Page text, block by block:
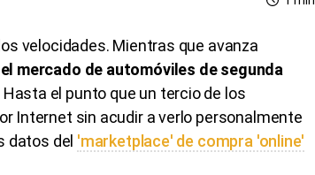
velocidades. Mientras que avanza
mercado de automóviles de segunda
Hasta el punto que un tercio de los
Internet sin acudir a verlo personalmente
datos del 'marketplace' de compra 'online'